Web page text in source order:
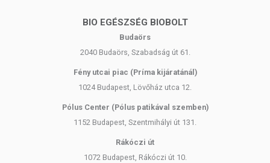
BIO EGÉSZSÉG BIOBOLT
Budaörs
2040 Budaörs, Szabadság út 61.
Fény utcai piac (Príma kijáratánál)
1024 Budapest, Lövőház utca 12.
Pólus Center (Pólus patikával szemben)
1152 Budapest, Szentmihályi út 131.
Rákóczi út
1072 Budapest, Rákóczi út 10.